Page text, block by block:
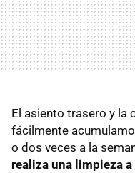
El asiento trasero y la
fácilmente
o dos veces a la
realiza una limpieza